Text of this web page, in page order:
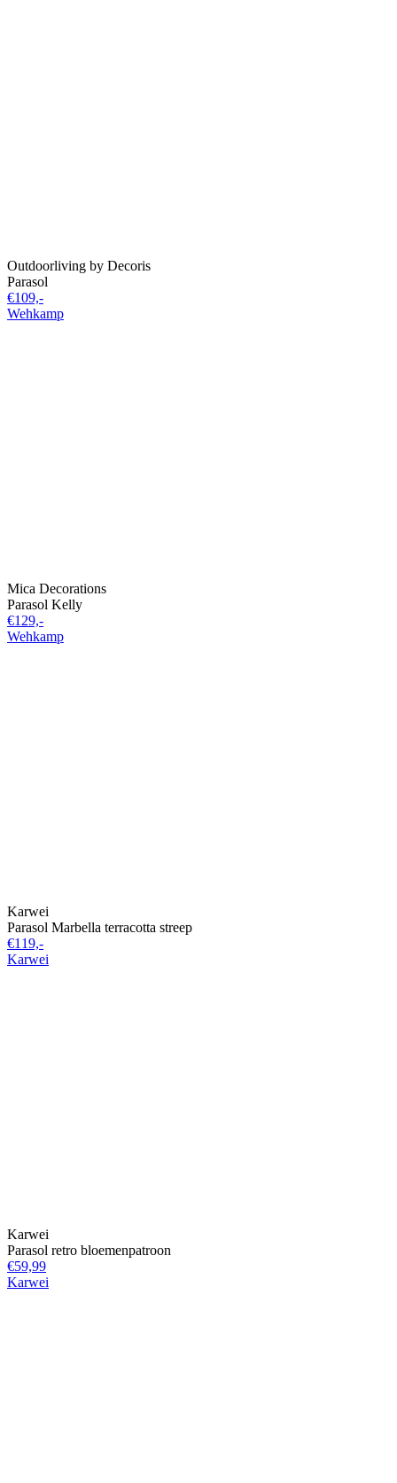
Outdoorliving by Decoris
Parasol
€109,-
Wehkamp
Mica Decorations
Parasol Kelly
€129,-
Wehkamp
Karwei
Parasol Marbella terracotta streep
€119,-
Karwei
Karwei
Parasol retro bloemenpatroon
€59,99
Karwei